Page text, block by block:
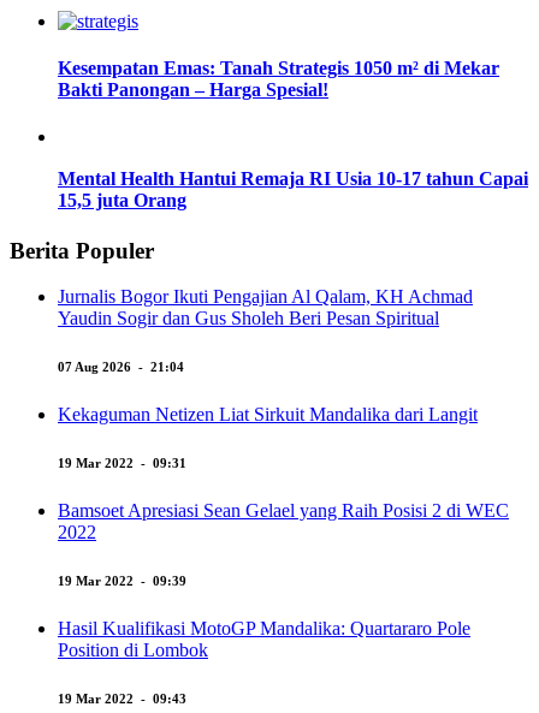
Kesempatan Emas: Tanah Strategis 1050 m² di Mekar
Bakti Panongan – Harga Spesial!
Mental Health Hantui Remaja RI Usia 10-17 tahun Capai
15,5 juta Orang
Berita Populer
Jurnalis Bogor Ikuti Pengajian Al Qalam, KH Achmad
Yaudin Sogir dan Gus Sholeh Beri Pesan Spiritual
07 Aug 2026 - 21:04
Kekaguman Netizen Liat Sirkuit Mandalika dari Langit
19 Mar 2022 - 09:31
Bamsoet Apresiasi Sean Gelael yang Raih Posisi 2 di WEC
2022
19 Mar 2022 - 09:39
Hasil Kualifikasi MotoGP Mandalika: Quartararo Pole
Position di Lombok
19 Mar 2022 - 09:43